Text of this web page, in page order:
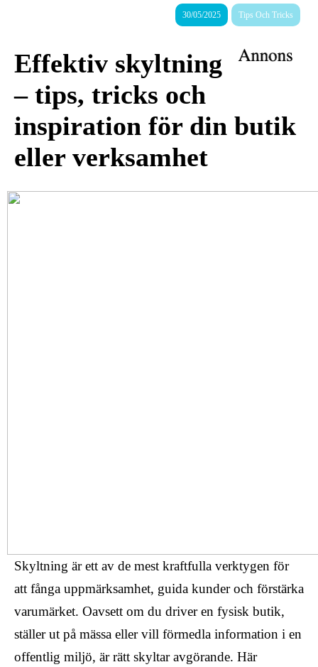
30/05/2025 Tips Och Tricks
Effektiv skyltning
– tips, tricks och
inspiration för din butik
eller verksamhet
Skyltning är ett av de mest kraftfulla verktygen för
att fånga uppmärksamhet, guida kunder och förstärka
varumärket. Oavsett om du driver en fysisk butik,
ställer ut på mässa eller vill förmedla information i en
offentlig miljö, är rätt skyltar avgörande. Här